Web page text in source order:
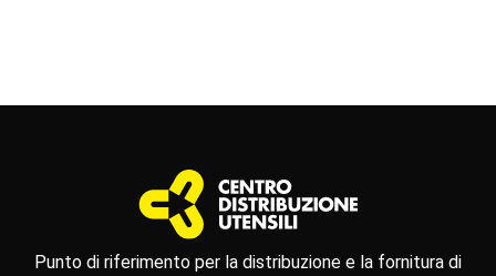
Punto di riferimento per la distribuzione e la fornitura di